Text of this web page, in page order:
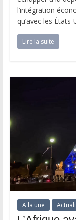
l’intégration
qu’avec les États-
Lire la suite
A la une